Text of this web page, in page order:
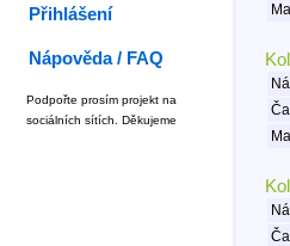
Přihlášení
Nápověda / FAQ
Podpořte prosím projekt na
sociálních sítích. Děkujeme